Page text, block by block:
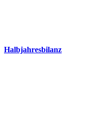
Halbjahresbilanz